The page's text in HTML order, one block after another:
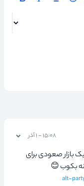
۱۵:۰۸ - ۱ آذر
بازار صعودی برای
بکوب 😊